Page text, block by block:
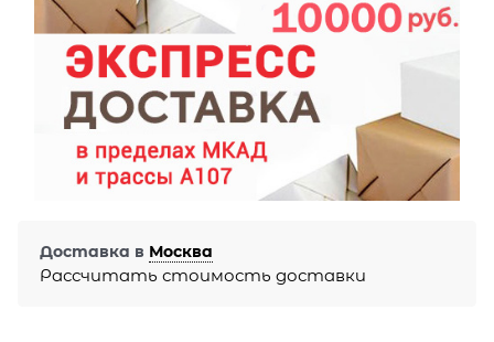
Доставка в Москва
Рассчитать стоимость доставки